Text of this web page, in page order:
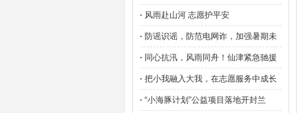
· 风雨赴山河 志愿护平安
· 防谣识谣，防范电网诈，加强暑期未
· 同心抗汛，风雨同舟！仙津紧急驰援
· 把小我融入大我，在志愿服务中成长
· “小海豚计划”公益项目落地开封兰